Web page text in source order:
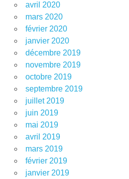
avril 2020
mars 2020
février 2020
janvier 2020
décembre 2019
novembre 2019
octobre 2019
septembre 2019
juillet 2019
juin 2019
mai 2019
avril 2019
mars 2019
février 2019
janvier 2019